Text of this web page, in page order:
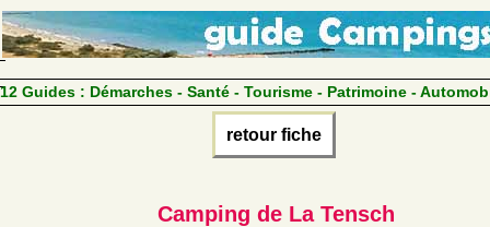
12 Guides : Démarches - Santé - Tourisme - Patrimoine -
retour fiche
Camping de La Tensch